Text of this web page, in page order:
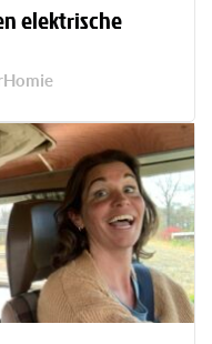
elektrische